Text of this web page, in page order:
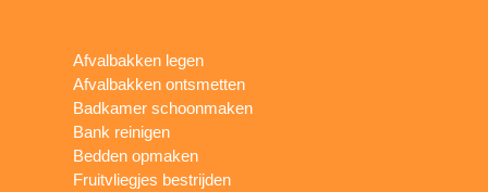
Afvalbakken legen
Afvalbakken ontsmetten
Badkamer schoonmaken
Bank reinigen
Bedden opmaken
Fruitvliegjes bestrijden